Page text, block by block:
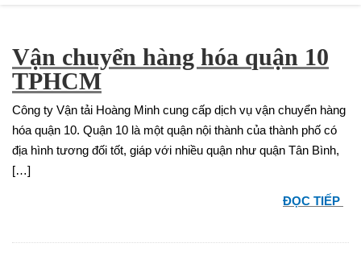
Vận chuyển hàng hóa quận 10
TPHCM
Công ty Vận tải Hoàng Minh cung cấp dịch vụ vận chuyển hàng
hóa quận 10. Quận 10 là một quận nội thành của thành phố có
địa hình tương đối tốt, giáp với nhiều quận như quận Tân Bình,
[…]
ĐỌC TIẾP